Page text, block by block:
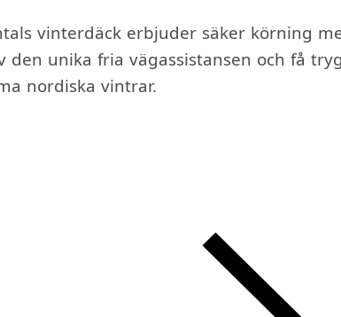
vinterdäck erbjuder säker körning
den unika fria vägassistansen och få
nordiska vintrar.